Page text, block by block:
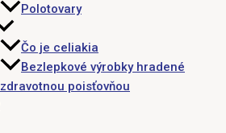
Polotovary
Čo je celiakia
Bezlepkové výrobky hradené
zdravotnou poisťovňou